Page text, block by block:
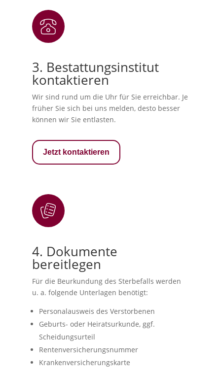
3. Bestattungsinstitut
kontaktieren
Wir sind rund um die Uhr für Sie erreichbar. Je
früher Sie sich bei uns melden, desto besser
können wir Sie entlasten.
Jetzt kontaktieren
4. Dokumente
bereitlegen
Für die Beurkundung des Sterbefalls werden
u. a. folgende Unterlagen benötigt:
Personalausweis des Verstorbenen
Geburts- oder Heiratsurkunde, ggf.
Scheidungsurteil
Rentenversicherungsnummer
Krankenversicherungskarte